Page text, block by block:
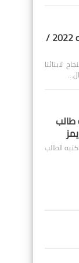
لمعرفة نتيجة الثانويه العامه 2022 /
بالتوفيق والنجاح لابنائنا
طالب
الطالب